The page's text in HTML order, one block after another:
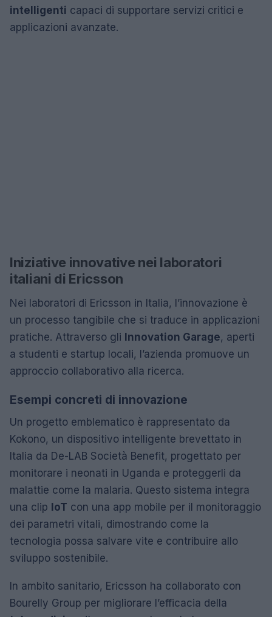
intelligenti capaci di supportare servizi critici e
applicazioni avanzate.
Iniziative innovative nei laboratori
italiani di Ericsson
Nei laboratori di Ericsson in Italia, l’innovazione è
un processo tangibile che si traduce in applicazioni
pratiche. Attraverso gli Innovation Garage, aperti
a studenti e startup locali, l’azienda promuove un
approccio collaborativo alla ricerca.
Esempi concreti di innovazione
Un progetto emblematico è rappresentato da
Kokono, un dispositivo intelligente brevettato in
Italia da De-LAB Società Benefit, progettato per
monitorare i neonati in Uganda e proteggerli da
malattie come la malaria. Questo sistema integra
una clip IoT con una app mobile per il monitoraggio
dei parametri vitali, dimostrando come la
tecnologia possa salvare vite e contribuire allo
sviluppo sostenibile.
In ambito sanitario, Ericsson ha collaborato con
Bourelly Group per migliorare l’efficacia della